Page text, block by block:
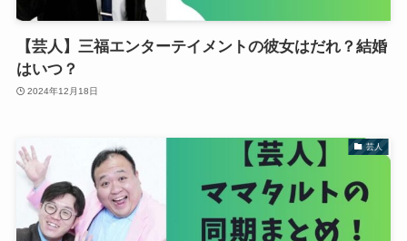
【芸人】三福エンターテイメントの彼女はだれ？結婚
はいつ？
2024年12月18日
芸人